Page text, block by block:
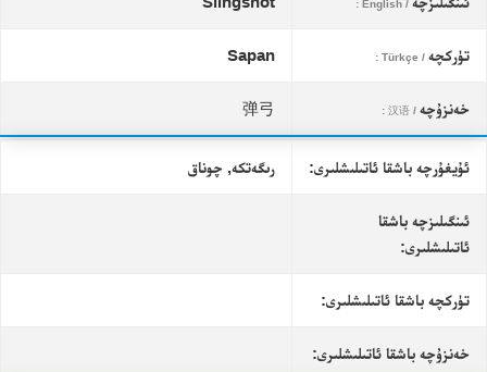
/ English :
تۈركچە / Türkçe :
Sapan
خەنزۇچە / 汉语 :
弹弓
ئۇيغۇرچە باشقا ئاتىلىشلىرى: رىگەتكە, چوناق
ئىنگىلىزچە باشقا
ئاتىلىشلىرى:
تۈركچە باشقا ئاتىلىشلىرى:
خەنزۇچە باشقا ئاتىلىشلىرى: